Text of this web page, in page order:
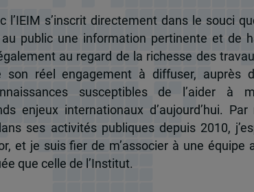
l’IEIM s’inscrit directement dans le souci
public une information pertinente et de
au regard de la richesse des
son réel engagement à diffuser, auprès
susceptibles de l’aider à
enjeux internationaux d’aujourd’hui. Par
ses activités publiques depuis 2010,
et je suis fier de m’associer à une équipe
que celle de l’Institut.